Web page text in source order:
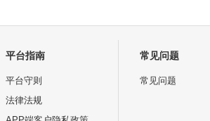
平台指南
平台守则
法律法规
常见问题
常见问题